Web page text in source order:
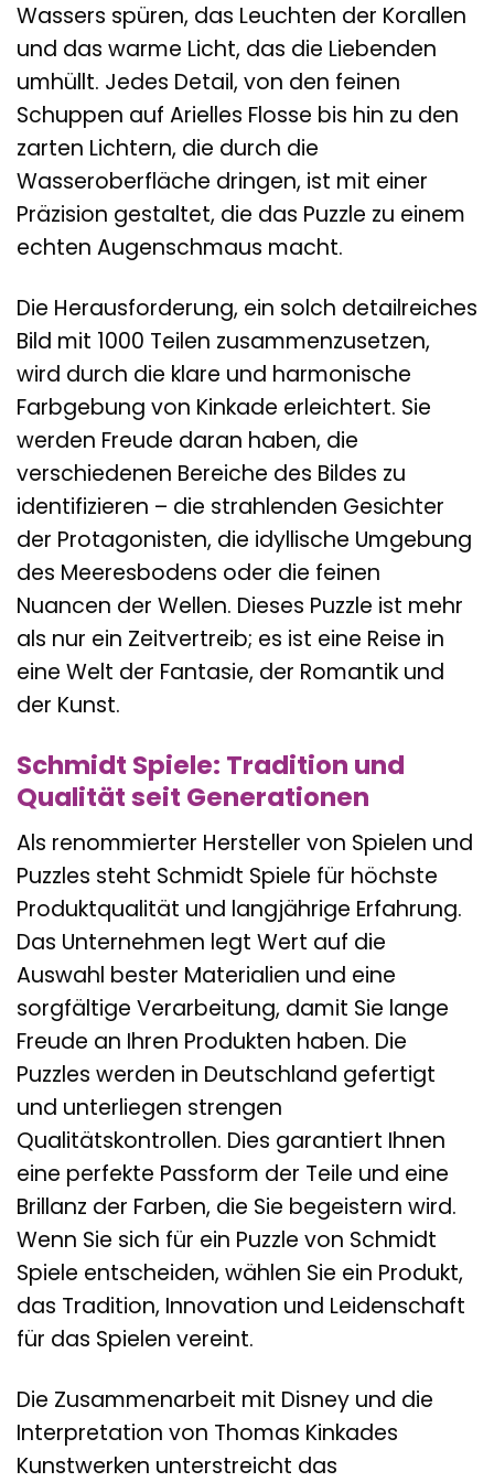
Wassers spüren, das Leuchten der Korallen
und das warme Licht, das die Liebenden
umhüllt. Jedes Detail, von den feinen
Schuppen auf Arielles Flosse bis hin zu den
zarten Lichtern, die durch die
Wasseroberfläche dringen, ist mit einer
Präzision gestaltet, die das Puzzle zu einem
echten Augenschmaus macht.
Die Herausforderung, ein solch detailreiches
Bild mit 1000 Teilen zusammenzusetzen,
wird durch die klare und harmonische
Farbgebung von Kinkade erleichtert. Sie
werden Freude daran haben, die
verschiedenen Bereiche des Bildes zu
identifizieren – die strahlenden Gesichter
der Protagonisten, die idyllische Umgebung
des Meeresbodens oder die feinen
Nuancen der Wellen. Dieses Puzzle ist mehr
als nur ein Zeitvertreib; es ist eine Reise in
eine Welt der Fantasie, der Romantik und
der Kunst.
Schmidt Spiele: Tradition und
Qualität seit Generationen
Als renommierter Hersteller von Spielen und
Puzzles steht Schmidt Spiele für höchste
Produktqualität und langjährige Erfahrung.
Das Unternehmen legt Wert auf die
Auswahl bester Materialien und eine
sorgfältige Verarbeitung, damit Sie lange
Freude an Ihren Produkten haben. Die
Puzzles werden in Deutschland gefertigt
und unterliegen strengen
Qualitätskontrollen. Dies garantiert Ihnen
eine perfekte Passform der Teile und eine
Brillanz der Farben, die Sie begeistern wird.
Wenn Sie sich für ein Puzzle von Schmidt
Spiele entscheiden, wählen Sie ein Produkt,
das Tradition, Innovation und Leidenschaft
für das Spielen vereint.
Die Zusammenarbeit mit Disney und die
Interpretation von Thomas Kinkades
Kunstwerken unterstreicht das